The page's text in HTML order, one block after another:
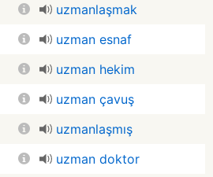
uzmanlaşmak
uzman esnaf
uzman hekim
uzman çavuş
uzmanlaşmış
uzman doktor